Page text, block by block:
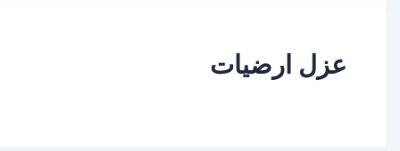
ارضيات